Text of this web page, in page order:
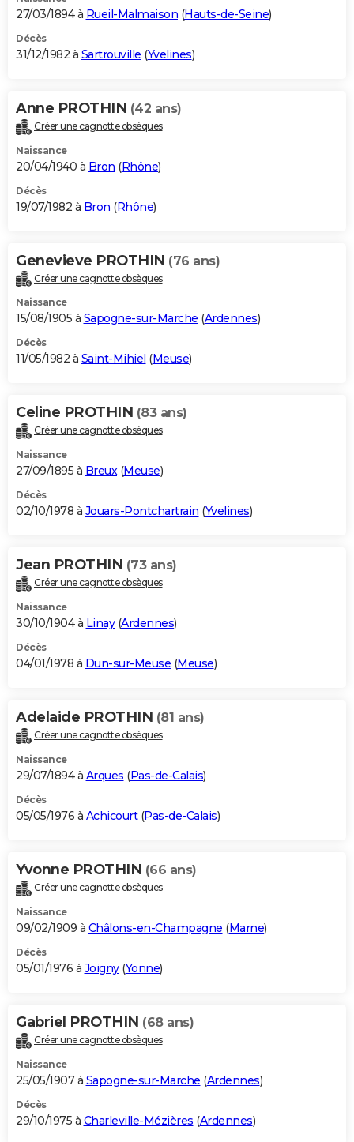
27/03/1894 à Rueil-Malmaison (Hauts-de-Seine)
Décès
31/12/1982 à Sartrouville (Yvelines)
Anne PROTHIN (42 ans)
Créer une cagnotte obsèques
Naissance
20/04/1940 à Bron (Rhône)
Décès
19/07/1982 à Bron (Rhône)
Genevieve PROTHIN (76 ans)
Créer une cagnotte obsèques
Naissance
15/08/1905 à Sapogne-sur-Marche (Ardennes)
Décès
11/05/1982 à Saint-Mihiel (Meuse)
Celine PROTHIN (83 ans)
Créer une cagnotte obsèques
Naissance
27/09/1895 à Breux(Meuse)
Décès
02/10/1978 à Jouars-Pontchartrain (Yvelines)
Jean PROTHIN (73 ans)
Créer une cagnotte obsèques
Naissance
30/10/1904 à Linay(Ardennes)
Décès
04/01/1978 à Dun-sur-Meuse (Meuse)
Adelaide PROTHIN (81 ans)
Créer une cagnotte obsèques
Naissance
29/07/1894 à Arques (Pas-de-Calais)
Décès
05/05/1976 à Achicourt(Pas-de-Calais)
Yvonne PROTHIN (66 ans)
Créer une cagnotte obsèques
Naissance
09/02/1909 à Châlons-en-Champagne (Marne)
Décès
05/01/1976 à Joigny(Yonne)
Gabriel PROTHIN (68 ans)
Créer une cagnotte obsèques
Naissance
25/05/1907 à Sapogne-sur-Marche (Ardennes)
Décès
29/10/1975 à Charleville-Mézières (Ardennes)